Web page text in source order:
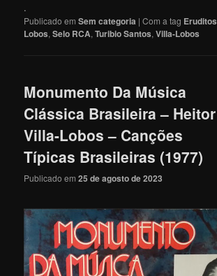
.
Publicado em Sem categoria |Com a tag Eruditos
Lobos,Selo RCA,Turibio Santos,Villa-Lobos
Monumento Da Música
Clássica Brasileira – Heitor
Villa-Lobos – Canções
Típicas Brasileiras (1977)
Publicado em25 de agosto de 2023